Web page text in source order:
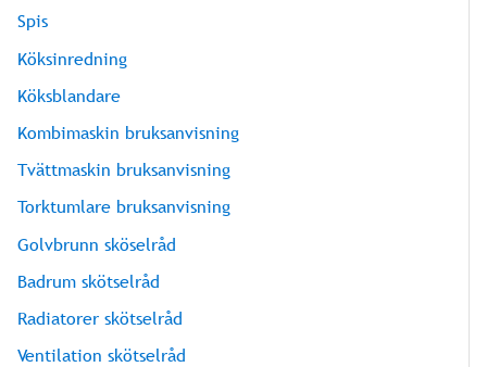
Spis
Köksinredning
Köksblandare
Kombimaskin bruksanvisning
Tvättmaskin bruksanvisning
Torktumlare bruksanvisning
Golvbrunn sköselråd
Badrum skötselråd
Radiatorer skötselråd
Ventilation skötselråd